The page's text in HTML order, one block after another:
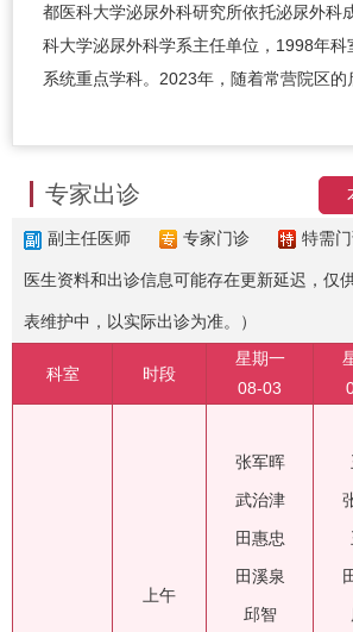
都医科大学泌尿外科研究所依托泌尿外科
科大学泌尿外科学系主任单位，1998年科
系统重点学科。2023年，随着常营院区的
专家出诊
副主任医师 专家门诊 特需
医生资料和出诊信息可能存在更新延迟，仅
表维护中，以实际出诊为准。）
科室 时段
星期一
08-03
上午
张军晖
武治津
田惠忠
田溪泉
邱智